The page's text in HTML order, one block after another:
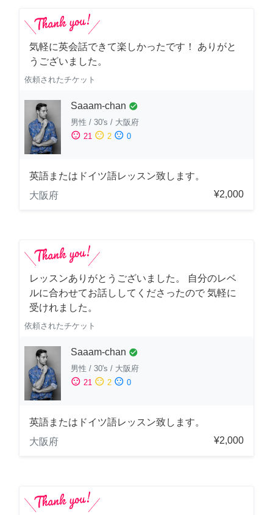
気軽に英会話できて楽しかったです！ ありがと
うございました。
依頼されたチケット
Saaam-chan check_circle
男性 / 30's / 大阪府
sentiment_satisfied 21 sentiment_neutral 2 sentiment_dissatisfied 0
英語またはドイツ語レッスン致します。
大阪府
¥2,000
レッスンありがとうございました。 自分のレベ
ルに合わせてお話ししてくださったので 気軽に
受けれました。
依頼されたチケット
Saaam-chan check_circle
男性 / 30's / 大阪府
sentiment_satisfied 21 sentiment_neutral 2 sentiment_dissatisfied 0
英語またはドイツ語レッスン致します。
大阪府
¥2,000